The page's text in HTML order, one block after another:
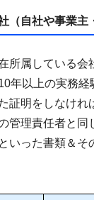
（自社や事業主
所属している会
年以上の実務
証明をしなけれ
管理責任者と同
いった書類＆そ